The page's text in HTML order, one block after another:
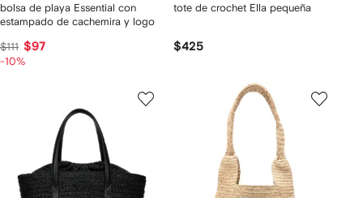
bolsa de playa Essential con
estampado de cachemira y logo
$111 $97
-10%
tote de crochet Ella pequeña
$425